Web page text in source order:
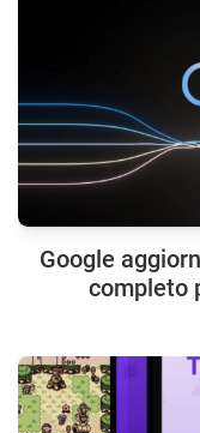
Google
completo